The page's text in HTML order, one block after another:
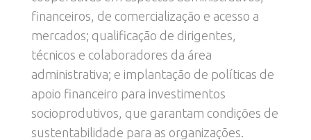
financeiros, de comercialização e acesso a
mercados; qualificação de dirigentes,
técnicos e colaboradores da área
administrativa; e implantação de políticas de
apoio financeiro para investimentos
socioprodutivos, que garantam condições de
sustentabilidade para as organizações.